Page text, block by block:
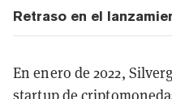
Retraso en el
En enero de 2022,